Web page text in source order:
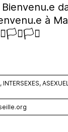
Bienvenu.e
à
INTERSEXES,